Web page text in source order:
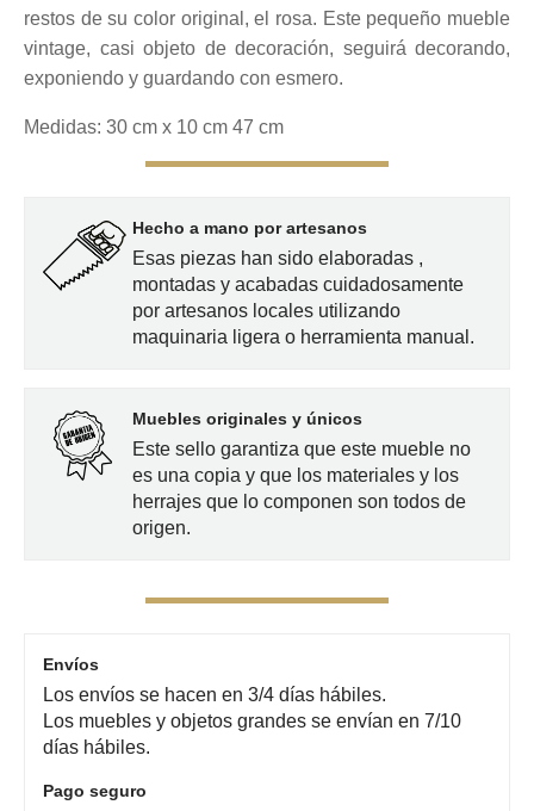
restos de su color original, el rosa. Este pequeño mueble
vintage, casi objeto de decoración, seguirá decorando,
exponiendo y guardando con esmero.
Medidas: 30 cm x 10 cm 47 cm
Hecho a mano por artesanos
Esas piezas han sido elaboradas ,
montadas y acabadas cuidadosamente
por artesanos locales utilizando
maquinaria ligera o herramienta manual.
Muebles originales y únicos
Este sello garantiza que este mueble no
es una copia y que los materiales y los
herrajes que lo componen son todos de
origen.
Envíos
Los envíos se hacen en 3/4 días hábiles.
Los muebles y objetos grandes se envían en 7/10
días hábiles.
Pago seguro